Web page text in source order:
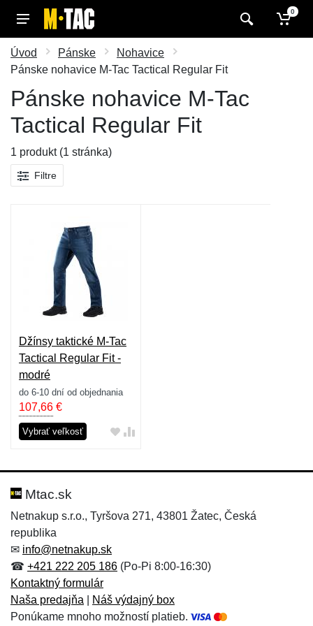
0
Úvod Pánske
Nohavice
Pánske nohavice M-Tac Tactical Regular Fit
Pánske nohavice M-Tac
Tactical Regular Fit
1 produkt (1 stránka)
Filtre
Džínsy taktické M-Tac
Tactical Regular Fit -
modré
do 6-10 dní od objednania
107,66 €
Vybrať veľkosť
Mtac.sk
Netnakup s.r.o., Tyršova 271, 43801 Žatec, Česká
republika
✉ info@netnakup.sk
☎ +421 222 205 186 (Po-Pi 8:00-16:30)
Kontaktný formulár
Naša predajňa
Náš výdajný box
Ponúkame mnoho možností platieb.